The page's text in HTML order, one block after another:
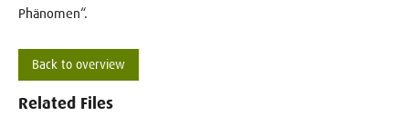
Phänomen“.
Back to overview
Related Files